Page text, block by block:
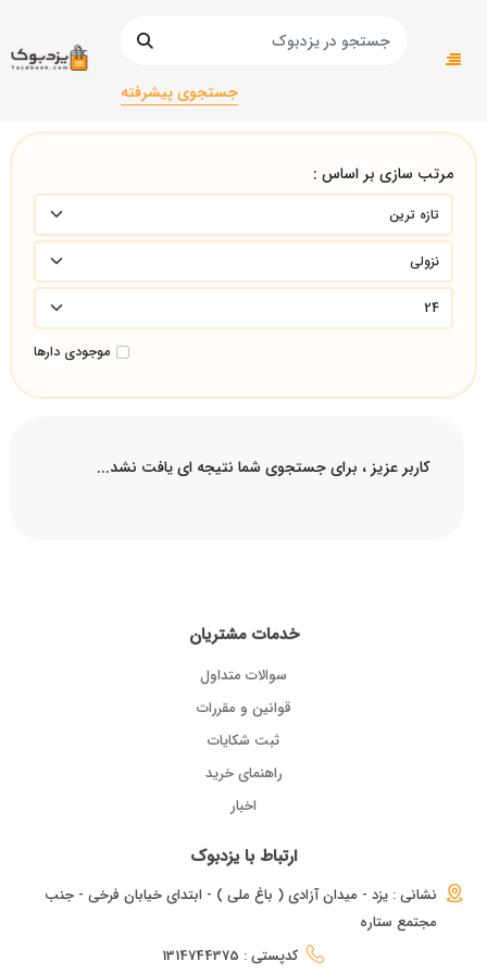
جستجوی پیشرفته
صفحه اصلی
مرتب سازی بر اساس :
موجودی دارها
کاربر عزیز ، برای جستجوی شما نتیجه ای یافت نشد...
خدمات مشتریان
سوالات متداول
قوانین و مقررات
ثبت شکایات
راهنمای خرید
اخبار
ارتباط با یزدبوک
نشانی : یزد - میدان آزادی ( باغ ملی ) - ابتدای خیابان فرخی - جنب
مجتمع ستاره
کدپستی : 1314744375